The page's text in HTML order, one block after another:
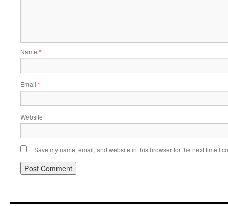
Name *
Email *
Website
Save my name, email, and website in this browser for the next time I